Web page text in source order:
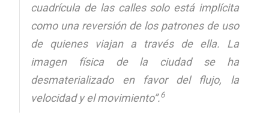
cuadrícula de las calles solo está implícita
como una reversión de los patrones de uso
de quienes viajan a través de ella. La
imagen física de la ciudad se ha
desmaterializado en favor del flujo, la
velocidad y el movimiento”.6